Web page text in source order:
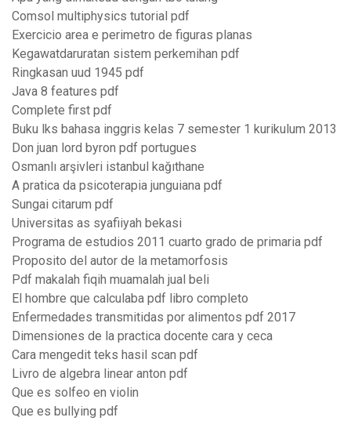
Comsol multiphysics tutorial pdf
Exercicio area e perimetro de figuras planas
Kegawatdaruratan sistem perkemihan pdf
Ringkasan uud 1945 pdf
Java 8 features pdf
Complete first pdf
Buku lks bahasa inggris kelas 7 semester 1 kurikulum 2013
Don juan lord byron pdf portugues
Osmanlı arşivleri istanbul kağıthane
A pratica da psicoterapia junguiana pdf
Sungai citarum pdf
Universitas as syafiiyah bekasi
Programa de estudios 2011 cuarto grado de primaria pdf
Proposito del autor de la metamorfosis
Pdf makalah fiqih muamalah jual beli
El hombre que calculaba pdf libro completo
Enfermedades transmitidas por alimentos pdf 2017
Dimensiones de la practica docente cara y ceca
Cara mengedit teks hasil scan pdf
Livro de algebra linear anton pdf
Que es solfeo en violin
Que es bullying pdf